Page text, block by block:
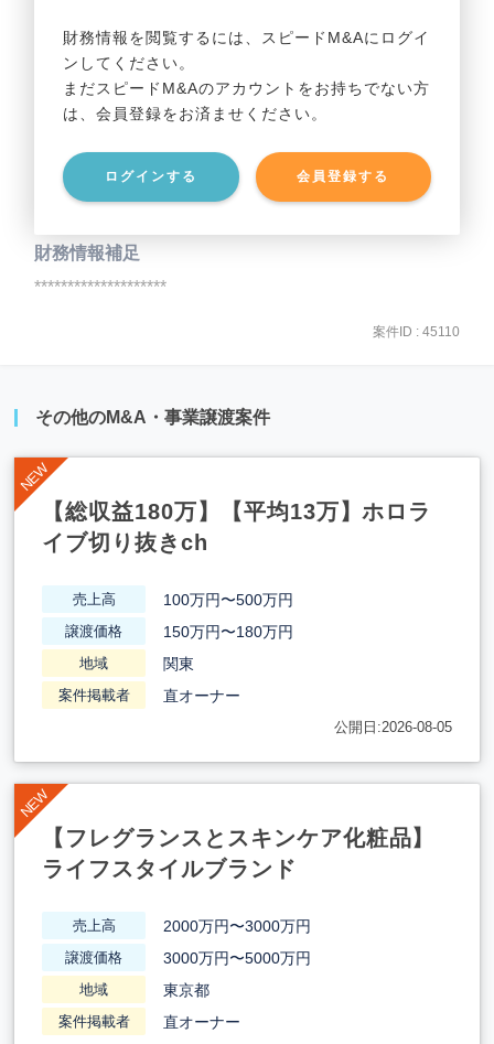
財務情報を閲覧するには、スピードM&Aにログイ
ンしてください。
まだスピードM&Aのアカウントをお持ちでない方
は、会員登録をお済ませください。
ログインする 会員登録する
貸借対照表（B/S）
事業資産 ********************
事業負債 ********************
財務情報補足
********************
案件ID : 45110
その他のM&A・事業譲渡案件
【総収益180万】【平均13万】ホロラ
イブ切り抜きch
売上高 100万円〜500万円
譲渡価格 150万円〜180万円
地域 関東
案件掲載者 直オーナー
公開日:2026-08-05
【フレグランスとスキンケア化粧品】
ライフスタイルブランド
売上高 2000万円〜3000万円
譲渡価格 3000万円〜5000万円
地域 東京都
案件掲載者 直オーナー